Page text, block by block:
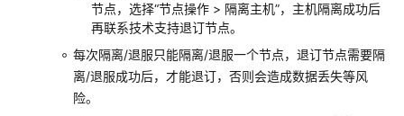
MRS
集
群
节点，选择“节点操作 > 隔离主机”，主机隔离成功后
再联系技术支持退订节点。
每次隔离/退服只能隔离/退服一个节点，退订节点需要隔
离/退服成功后，才能退订，否则会造成数据丢失等风
险。